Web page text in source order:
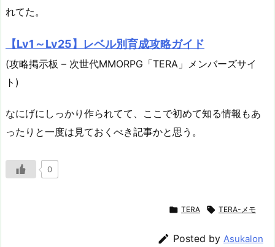
れてた。
【Lv1～Lv25】レベル別育成攻略ガイド
(攻略掲示板 – 次世代MMORPG「TERA」メンバーズサイ
ト)
なにげにしっかり作られてて、ここで初めて知る情報もあ
ったりと一度は見ておくべき記事かと思う。
0
 TERA  TERA-メモ
 Posted by Asukalon